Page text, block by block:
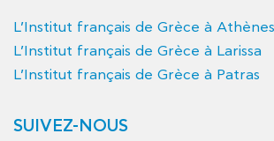
L’Institut français de Grèce à Athènes
L’Institut français de Grèce à Larissa
L’Institut français de Grèce à Patras
SUIVEZ-NOUS